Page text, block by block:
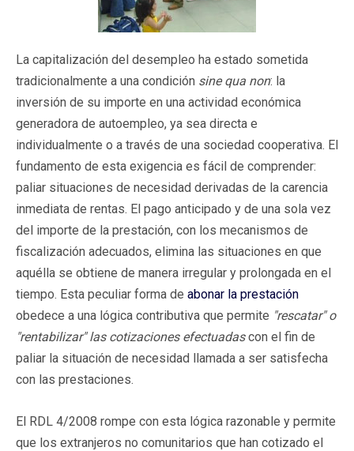
La capitalización del desempleo ha estado sometida
tradicionalmente a una condición sine qua non: la
inversión de su importe en una actividad económica
generadora de autoempleo, ya sea directa e
individualmente o a través de una sociedad cooperativa. El
fundamento de esta exigencia es fácil de comprender:
paliar situaciones de necesidad derivadas de la carencia
inmediata de rentas. El pago anticipado y de una sola vez
del importe de la prestación, con los mecanismos de
fiscalización adecuados, elimina las situaciones en que
aquélla se obtiene de manera irregular y prolongada en el
tiempo. Esta peculiar forma de abonar la prestación
obedece a una lógica contributiva que permite "rescatar" o
"rentabilizar" las cotizaciones efectuadascon el fin de
paliar la situación de necesidad llamada a ser satisfecha
con las prestaciones.
El RDL 4/2008 rompe con esta lógica razonable y permite
que los extranjeros no comunitarios que han cotizado el